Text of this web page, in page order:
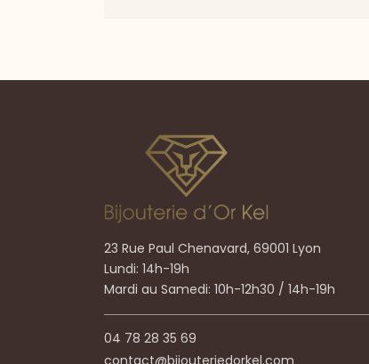
23 Rue Paul Chenavard, 69001 Lyon
Lundi: 14h-19h
Mardi au Samedi: 10h-12h30 / 14h-19h
04 78 28 35 69
contact@bijouteriedorkel.com